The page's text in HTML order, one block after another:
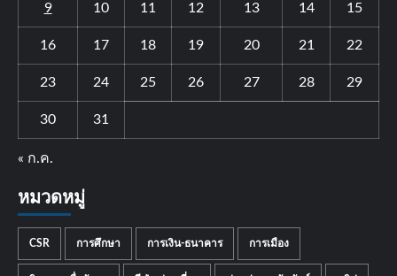
9 10 11 12 13 14 15
16 17 18 19 20 21 22
23 24 25 26 27 28 29
30 31
« ก.ค.
หมวดหมู่
CSR การศึกษา การเงิน-ธนาคาร การเมือง